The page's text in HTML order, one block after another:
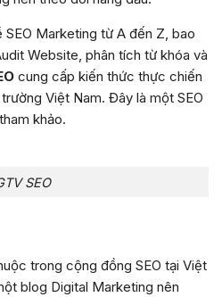
Marketing từ A đến Z, bao
Website, phân tích từ khóa và
cung cấp kiến thức thực chiến
Việt Nam. Đây là một SEO
khảo.
SEO
trong cộng đồng SEO tại Việt
blog Digital Marketing nên